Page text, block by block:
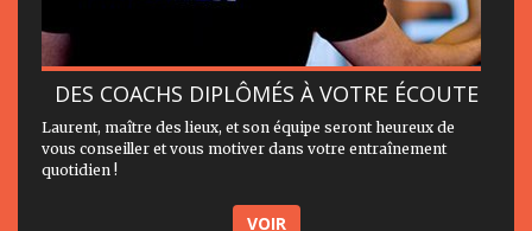
DES COACHS DIPLÔMÉS À VOTRE ÉCOUTE
Laurent, maître des lieux, et son équipe seront heureux de
vous conseiller et vous motiver dans votre entraînement
quotidien !
VOIR